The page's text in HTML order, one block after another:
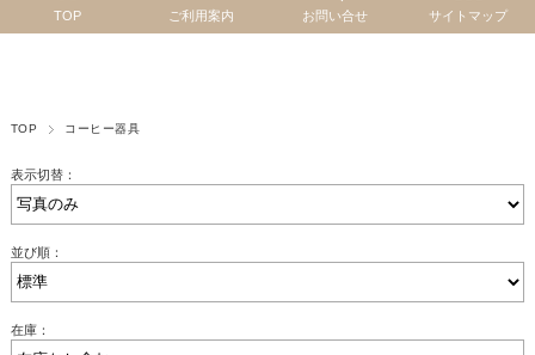
TOP ご利用案内 お問い合せ サイトマップ
TOP コーヒー器具
表示切替：
並び順：
在庫：